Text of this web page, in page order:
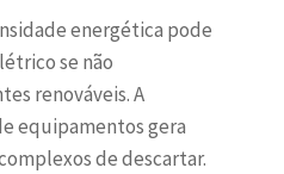
energética pode
se não
renováveis. A
equipamentos gera
de descartar.